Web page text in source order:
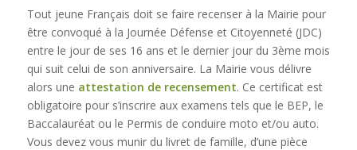
Tout jeune Français doit se faire recenser à la Mairie pour
être convoqué à la Journée Défense et Citoyenneté (JDC)
entre le jour de ses 16 ans et le dernier jour du 3ème mois
qui suit celui de son anniversaire. La Mairie vous délivre
alors une attestation de recensement. Ce certificat est
obligatoire pour s’inscrire aux examens tels que le BEP, le
Baccalauréat ou le Permis de conduire moto et/ou auto.
Vous devez vous munir du livret de famille, d’une pièce